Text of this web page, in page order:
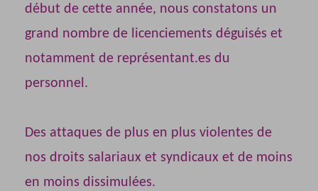
début de cette année, nous constatons un
grand nombre de licenciements déguisés et
notamment de représentant.es du
personnel.
Des attaques de plus en plus violentes de
nos droits salariaux et syndicaux et de moins
en moins dissimulées.